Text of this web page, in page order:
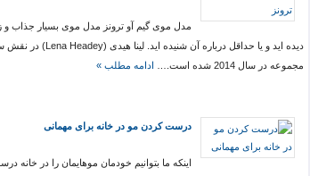
مجموعه در سال 2014 شده است.…
ادامه مطلب »
درست کردن مو در خانه برای مهمانی
اینکه ما بتوانیم خودمان موهایمان را در